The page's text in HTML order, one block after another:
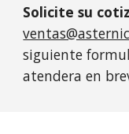
Solicite su
siguiente
atendera en